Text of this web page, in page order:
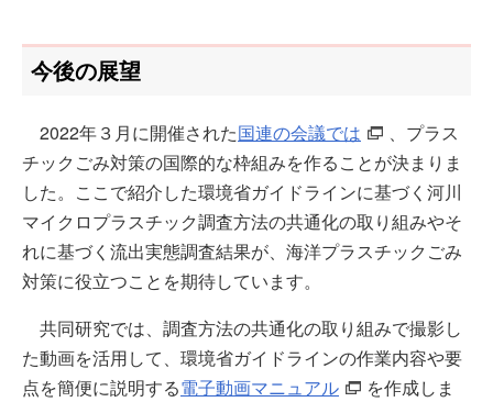
今後の展望
2022年３月に開催された国連の会議では
、プラス
チックごみ対策の国際的な枠組みを作ることが決まりま
した。ここで紹介した環境省ガイドラインに基づく河川
マイクロプラスチック調査方法の共通化の取り組みやそ
れに基づく流出実態調査結果が、海洋プラスチックごみ
対策に役立つことを期待しています。
共同研究では、調査方法の共通化の取り組みで撮影し
た動画を活用して、環境省ガイドラインの作業内容や要
点を簡便に説明する電子動画マニュアル
を作成しま